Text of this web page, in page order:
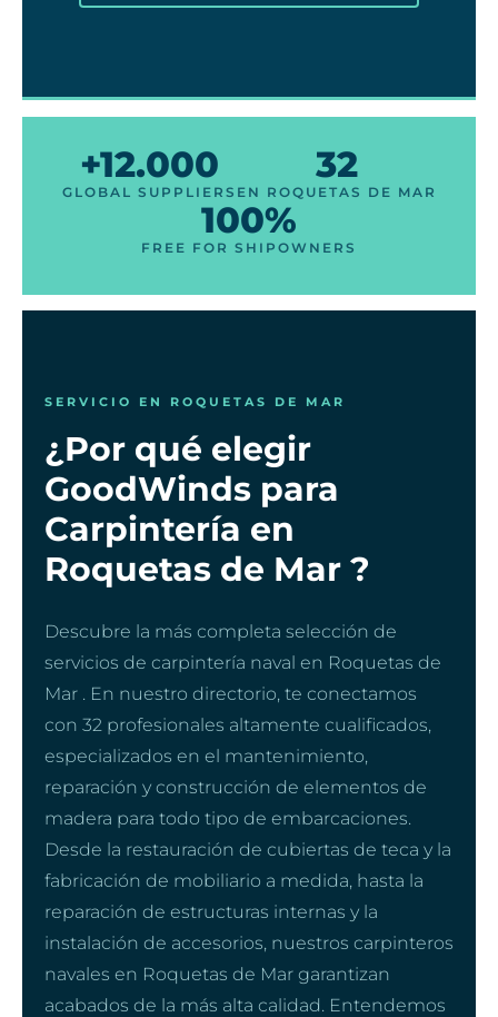
+12.000
GLOBAL SUPPLIERS
32
EN ROQUETAS DE MAR
100%
FREE FOR SHIPOWNERS
SERVICIO EN ROQUETAS DE MAR
¿Por qué elegir
GoodWinds para
Carpintería en
Roquetas de Mar ?
Descubre la más completa selección de
servicios de carpintería naval en Roquetas de
Mar . En nuestro directorio, te conectamos
con 32 profesionales altamente cualificados,
especializados en el mantenimiento,
reparación y construcción de elementos de
madera para todo tipo de embarcaciones.
Desde la restauración de cubiertas de teca y la
fabricación de mobiliario a medida, hasta la
reparación de estructuras internas y la
instalación de accesorios, nuestros carpinteros
navales en Roquetas de Mar garantizan
acabados de la más alta calidad. Entendemos